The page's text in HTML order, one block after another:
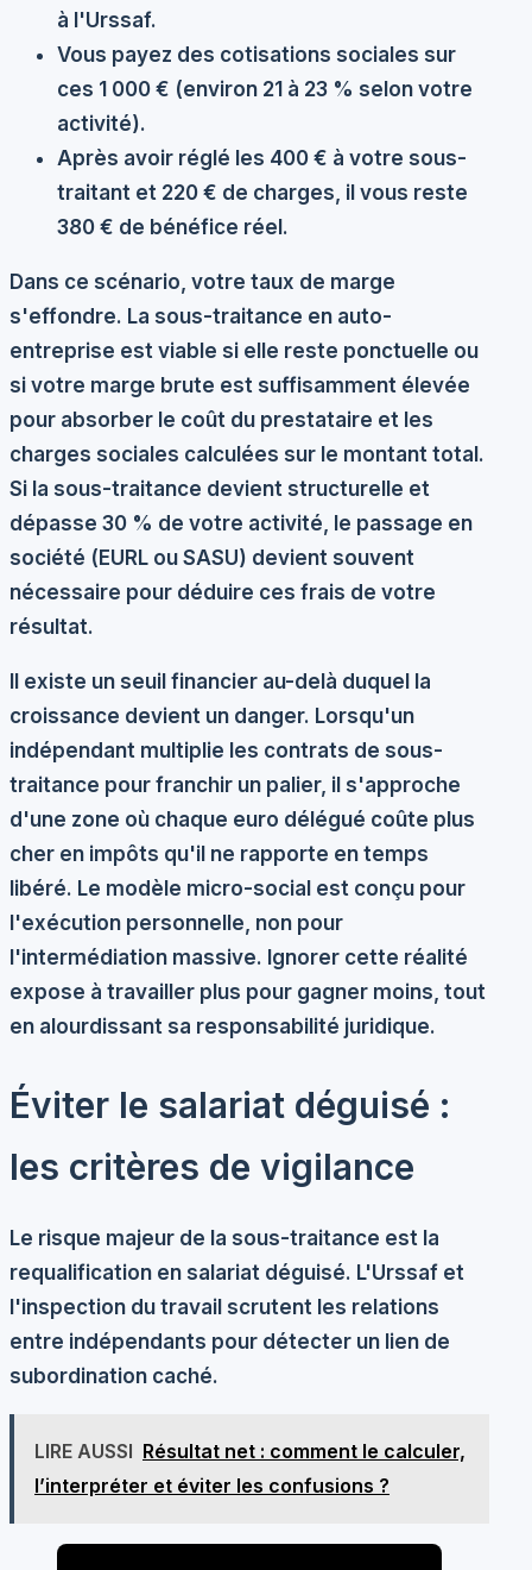
à l'Urssaf.
Vous payez des cotisations sociales sur
ces 1 000 € (environ 21 à 23 % selon votre
activité).
Après avoir réglé les 400 € à votre sous-
traitant et 220 € de charges, il vous reste
380 € de bénéfice réel.
Dans ce scénario, votre taux de marge
s'effondre. La sous-traitance en auto-
entreprise est viable si elle reste ponctuelle ou
si votre marge brute est suffisamment élevée
pour absorber le coût du prestataire et les
charges sociales calculées sur le montant total.
Si la sous-traitance devient structurelle et
dépasse 30 % de votre activité, le passage en
société (EURL ou SASU) devient souvent
nécessaire pour déduire ces frais de votre
résultat.
Il existe un seuil financier au-delà duquel la
croissance devient un danger. Lorsqu'un
indépendant multiplie les contrats de sous-
traitance pour franchir un palier, il s'approche
d'une zone où chaque euro délégué coûte plus
cher en impôts qu'il ne rapporte en temps
libéré. Le modèle micro-social est conçu pour
l'exécution personnelle, non pour
l'intermédiation massive. Ignorer cette réalité
expose à travailler plus pour gagner moins, tout
en alourdissant sa responsabilité juridique.
Éviter le salariat déguisé :
les critères de vigilance
Le risque majeur de la sous-traitance est la
requalification en salariat déguisé. L'Urssaf et
l'inspection du travail scrutent les relations
entre indépendants pour détecter un lien de
subordination caché.
LIRE AUSSI Résultat net : comment le calculer,
l’interpréter et éviter les confusions ?